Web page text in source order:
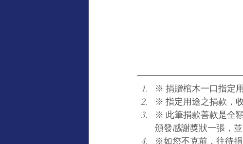
※ 捐贈棺木一口指定
※ 指定用途之捐款，
※ 此筆捐款善款是全
頒發感謝獎狀一張，
※如您不克前，往待